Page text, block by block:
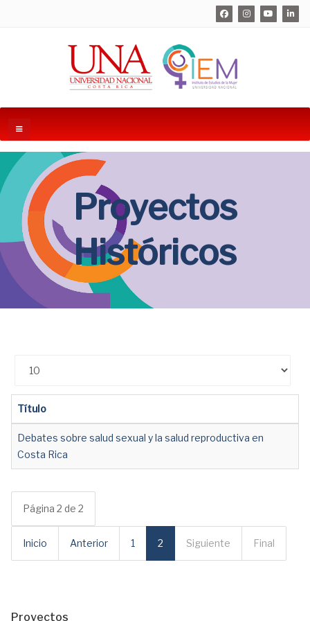
Proyectos
Históricos
Título
Debates sobre salud sexual y la salud reproductiva en
Costa Rica
Página 2 de 2
Inicio Anterior 1 2 Siguiente Final
Proyectos